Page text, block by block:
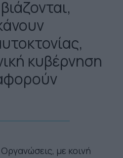
κυβέρνηση
με κοινή